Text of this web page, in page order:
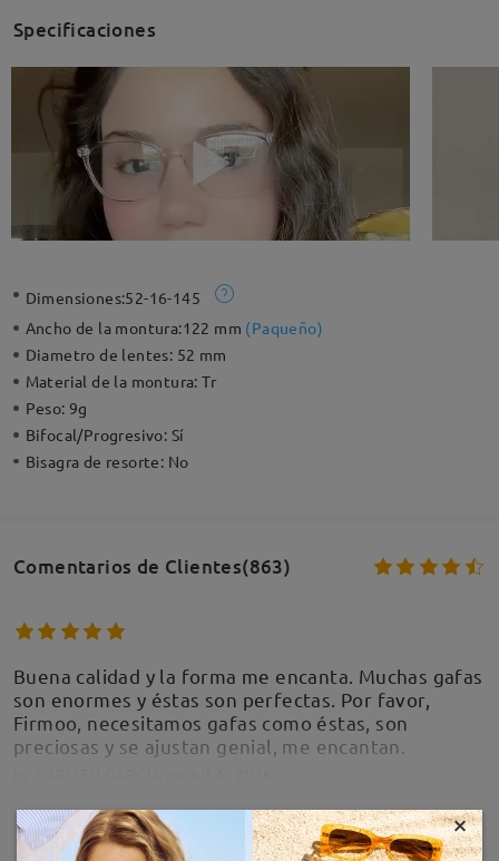
Specificaciones
Dimensiones:52-16-145
Ancho de la montura:122 mm (Paqueño)
Diametro de lentes: 52 mm
Material de la montura:Tr
Peso: 9g
Bifocal/Progresivo: Sí
Bisagra de resorte: No
Comentarios de Clientes(863)
Buena calidad y la forma me encanta. Muchas gafas
son enormes y éstas son perfectas. Por favor,
Firmoo, necesitamos gafas como éstas, son
preciosas y se ajustan genial, me encantan.
MOSTRAR MÁS ×